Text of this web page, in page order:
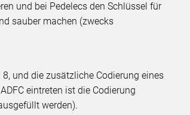
und bei Pedelecs den Schlüssel für
sauber machen (zwecks
und die zusätzliche Codierung eines
eintreten ist die Codierung
werden).